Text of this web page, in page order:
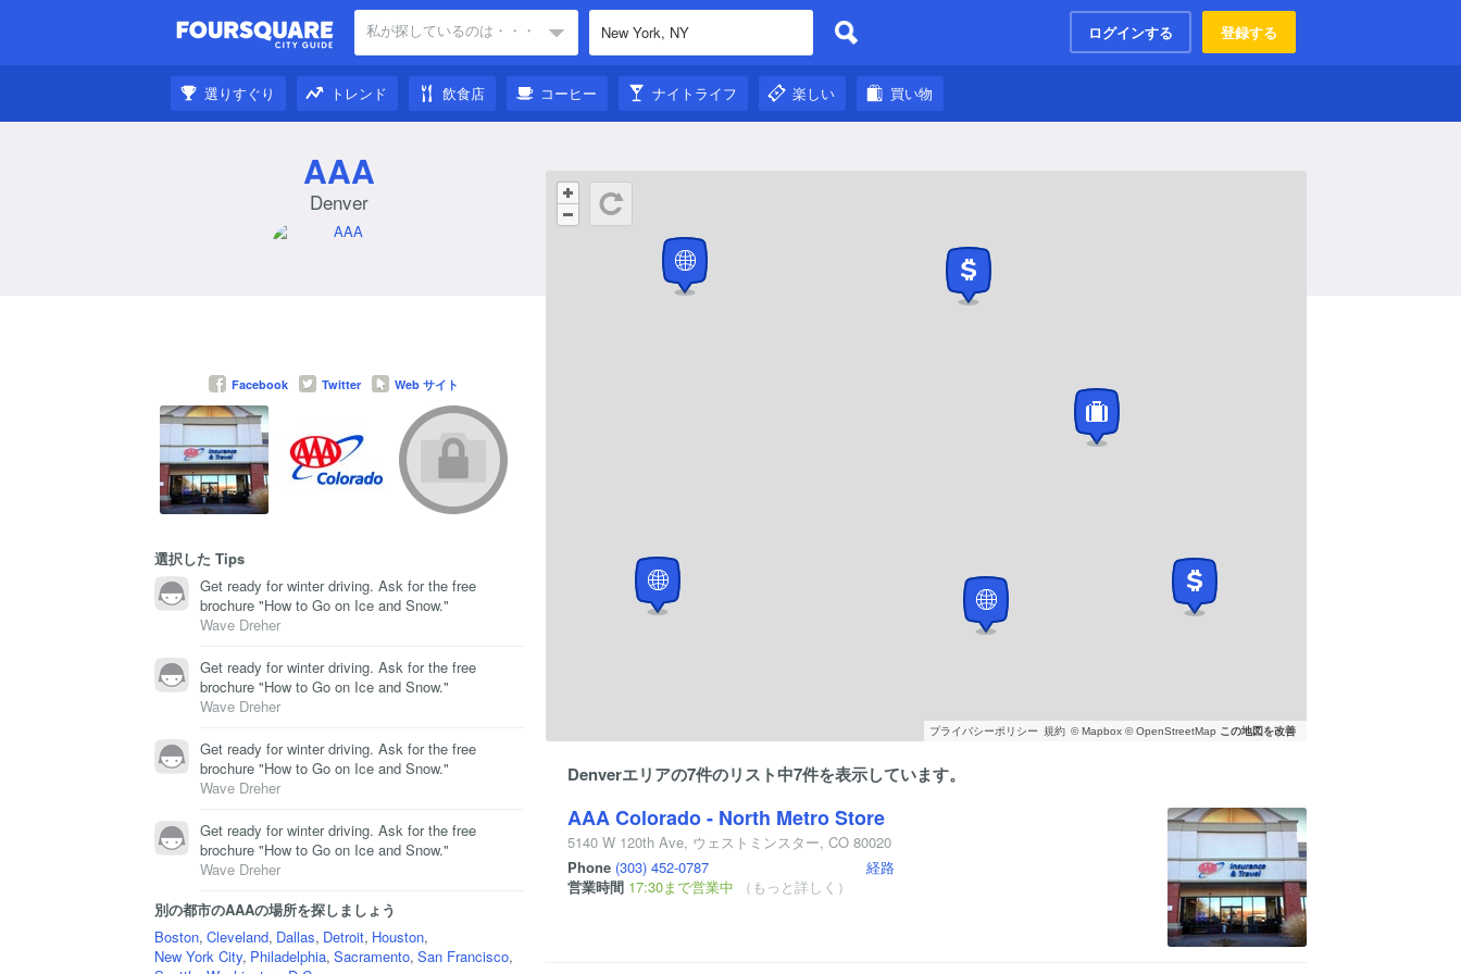
私が探しているのは・・・ ログインする 登録する
刺激を受けた:
選りすぐり トレンド 飲食店 コーヒー ナイトライフ 楽しい 買い物
AAA
Denver
Facebook Twitter Web サイト
選択した Tips
Get ready for winter driving. Ask for the free
brochure "How to Go on Ice and Snow."
Wave Dreher
Get ready for winter driving. Ask for the free
brochure "How to Go on Ice and Snow."
Wave Dreher
Get ready for winter driving. Ask for the free
brochure "How to Go on Ice and Snow."
Wave Dreher
Get ready for winter driving. Ask for the free
brochure "How to Go on Ice and Snow."
Wave Dreher
別の都市のAAAの場所を探しましょう
Boston, Cleveland, Dallas, Detroit, Houston,
New York City, Philadelphia, Sacramento, San Francisco,
プライバシーポリシー 規約 © Mapbox © OpenStreetMap この地図を改善
Denverエリアの7件のリスト中7件を表示しています。
AAA Colorado - North Metro Store
5140 W 120th Ave, ウェストミンスター, CO 80020
Phone (303) 452-0787
営業時間 17:30まで営業中 （もっと詳しく）
経路